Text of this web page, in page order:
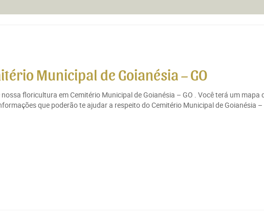
Municipal de Goianésia – GO
floricultura em Cemitério Municipal de Goianésia – GO . Você terá um mapa
que poderão te ajudar a respeito do Cemitério Municipal de Goianésia –